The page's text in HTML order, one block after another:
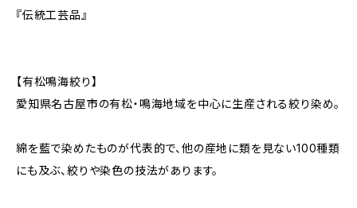
『伝統工芸品』
【有松鳴海絞り】
愛知県名古屋市の有松・鳴海地域を中心に生産される絞り染め。
綿を藍で染めたものが代表的で、他の産地に類を見ない100種類
にも及ぶ、絞りや染色の技法があります。